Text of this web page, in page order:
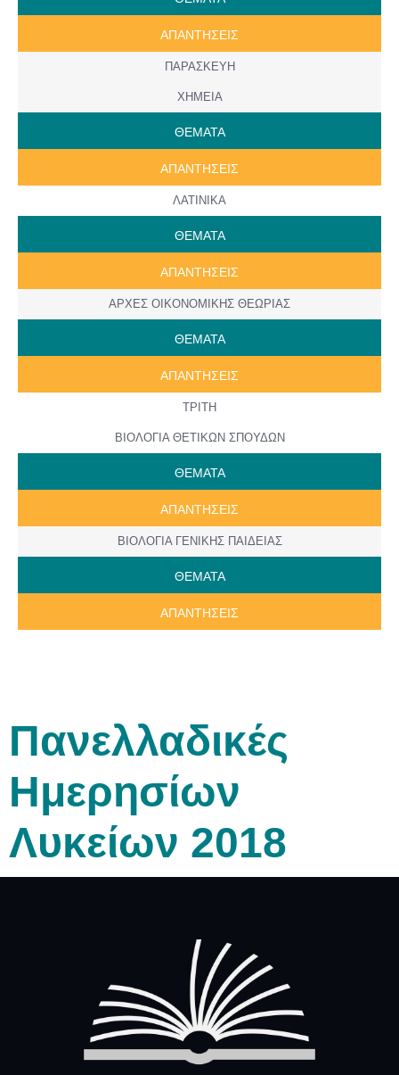
ΑΠΑΝΤΗΣΕΙΣ
ΠΑΡΑΣΚΕΥΗ
ΧΗΜΕΙΑ
ΘΕΜΑΤΑ
ΑΠΑΝΤΗΣΕΙΣ
ΛΑΤΙΝΙΚΑ
ΘΕΜΑΤΑ
ΑΠΑΝΤΗΣΕΙΣ
ΑΡΧΕΣ ΟΙΚΟΝΟΜΙΚΗΣ ΘΕΩΡΙΑΣ
ΘΕΜΑΤΑ
ΑΠΑΝΤΗΣΕΙΣ
ΤΡΙΤΗ
ΒΙΟΛΟΓΙΑ ΘΕΤΙΚΩΝ ΣΠΟΥΔΩΝ
ΘΕΜΑΤΑ
ΑΠΑΝΤΗΣΕΙΣ
ΒΙΟΛΟΓΙΑ ΓΕΝΙΚΗΣ ΠΑΙΔΕΙΑΣ
ΘΕΜΑΤΑ
ΑΠΑΝΤΗΣΕΙΣ
Πανελλαδικές
Ημερησίων
Λυκείων 2018